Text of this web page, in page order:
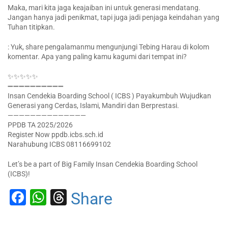
Maka, mari kita jaga keajaiban ini untuk generasi mendatang.
Jangan hanya jadi penikmat, tapi juga jadi penjaga keindahan yang
Tuhan titipkan.
: Yuk, share pengalamanmu mengunjungi Tebing Harau di kolom
komentar. Apa yang paling kamu kagumi dari tempat ini?
✨✨✨✨✨
➖➖➖➖➖➖➖➖➖➖
Insan Cendekia Boarding School ( ICBS ) Payakumbuh Wujudkan
Generasi yang Cerdas, Islami, Mandiri dan Berprestasi.
——————————————
PPDB TA 2025/2026
Register Now ppdb.icbs.sch.id
Narahubung ICBS 08116699102
Let’s be a part of Big Family Insan Cendekia Boarding School
(ICBS)!
Facebook
WhatsApp
Threads
Share